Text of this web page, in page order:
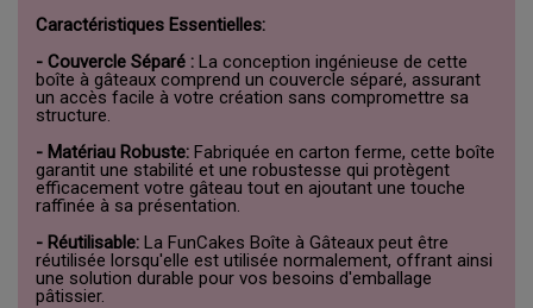
Caractéristiques Essentielles:
- Couvercle Séparé : La conception ingénieuse de cette
boîte à gâteaux comprend un couvercle séparé, assurant
un accès facile à votre création sans compromettre sa
structure.
- Matériau Robuste: Fabriquée en carton ferme, cette boîte
garantit une stabilité et une robustesse qui protègent
efficacement votre gâteau tout en ajoutant une touche
raffinée à sa présentation.
- Réutilisable: La FunCakes Boîte à Gâteaux peut être
réutilisée lorsqu'elle est utilisée normalement, offrant ainsi
une solution durable pour vos besoins d'emballage
pâtissier.